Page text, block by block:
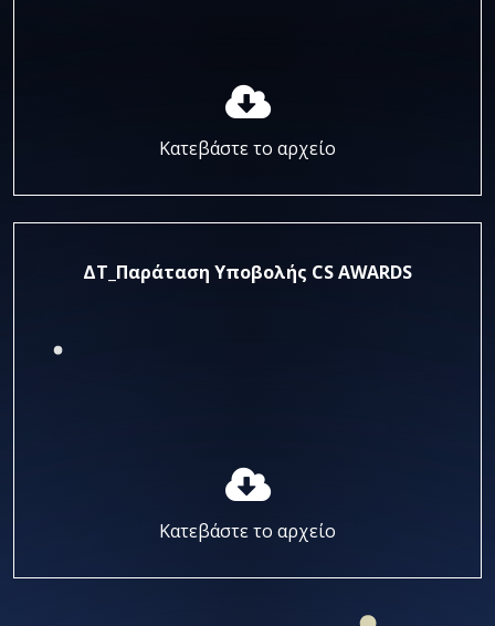
Κατεβάστε το αρχείο
ΔΤ_Παράταση Υποβολής CS AWARDS
Κατεβάστε το αρχείο